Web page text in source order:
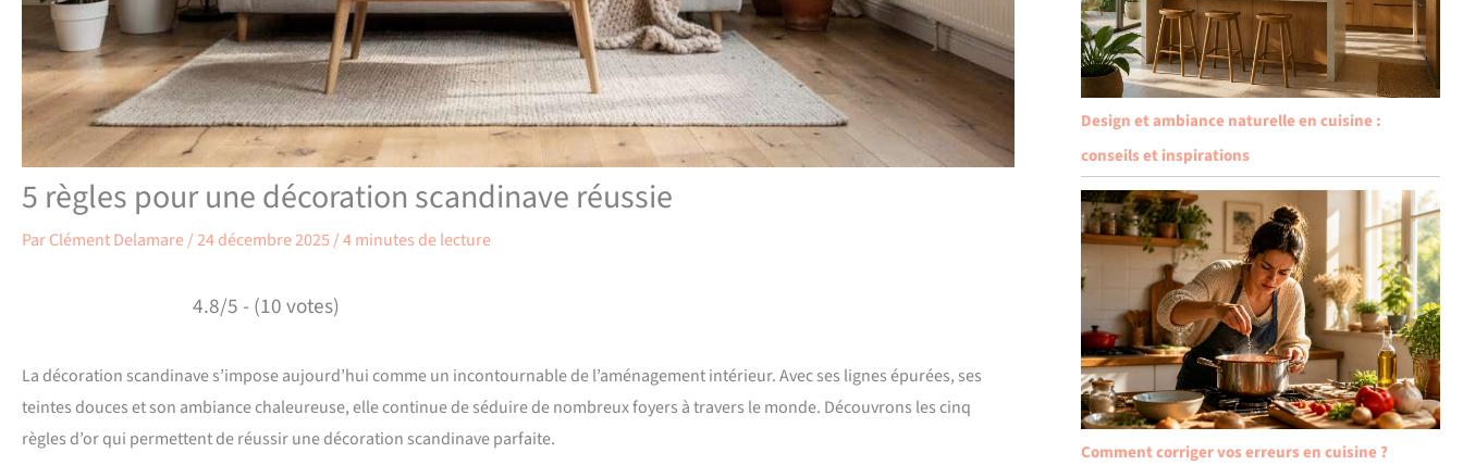
5 règles pour une décoration scandinave réussie
ParClément Delamare/24 décembre 2025/4 minutes de lecture
4.8/5 - (10 votes)
La décoration scandinave s’impose aujourd’hui comme un incontournable de l’aménagement intérieur. Avec ses lignes épurées, ses
teintes douces et son ambiance chaleureuse, elle continue de séduire de nombreux foyers à travers le monde. Découvrons les cinq
règles d’or qui permettent de réussir une décoration scandinave parfaite.
Design et ambiance naturelle en cuisine :
conseils et inspirations
Comment corriger vos erreurs en cuisine ?